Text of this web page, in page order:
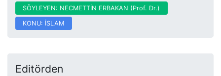
SÖYLEYEN: NECMETTİN ERBAKAN (Prof. Dr.)
KONU: İSLAM
Editörden